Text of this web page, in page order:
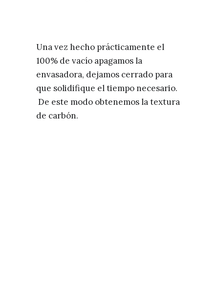
Una vez hecho prácticamente el
100% de vacío apagamos la
envasadora, dejamos cerrado para
que solidifique el tiempo necesario.
De este modo obtenemos la textura
de carbón.